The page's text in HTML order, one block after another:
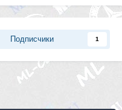
Подписчики 1